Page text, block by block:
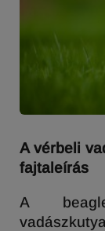
A vérbeli
fajtaleírás
A